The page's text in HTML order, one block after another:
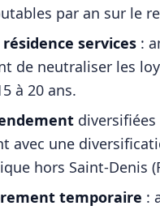
par an sur le
résidence services :
de neutraliser les
à 20 ans.
diversifiées
avec une
hors Saint-Denis
temporaire :